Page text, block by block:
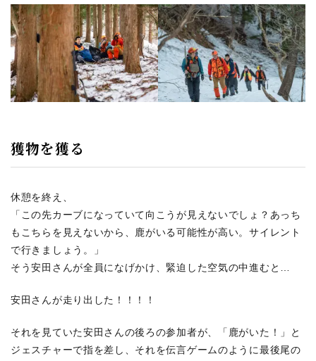
獲物を獲る
休憩を終え、
「この先カーブになっていて向こうが見えないでしょ？あっち
もこちらを見えないから、鹿がいる可能性が高い。サイレント
で行きましょう。」
そう安田さんが全員になげかけ、緊迫した空気の中進むと…
安田さんが走り出した！！！！
それを見ていた安田さんの後ろの参加者が、「鹿がいた！」と
ジェスチャーで指を差し、それを伝言ゲームのように最後尾の